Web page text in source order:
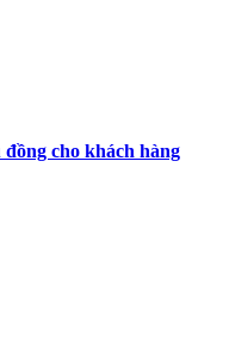
cho khách hàng